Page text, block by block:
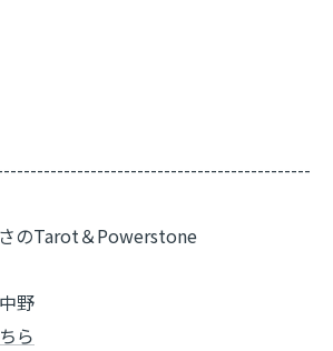
のTarot＆Powerstone
野
ら